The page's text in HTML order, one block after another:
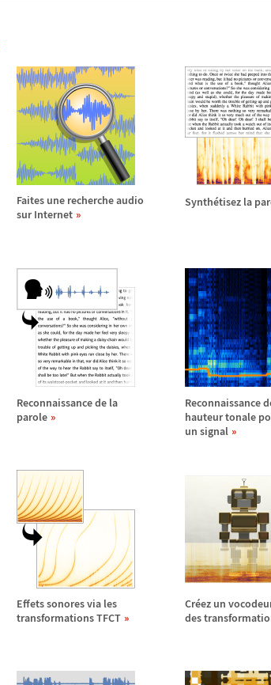
Faites une recherche audio
sur Internet
Synthétisez la
Reconnaissance de la
parole
Reconnaissance
hauteur tonale
un signal
Effets sonores via les
transformations TFCT
Créez un
des